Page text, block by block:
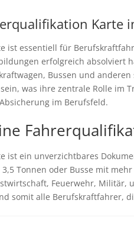
Karte
ist essentiell für
erfolgreich absolviert
Bussen und
was ihre zentrale Rolle im
im Berufsfeld.
ist ein unverzichtbares
Tonnen oder Busse mit
Feuerwehr,
somit alle Berufskraftfahrer,